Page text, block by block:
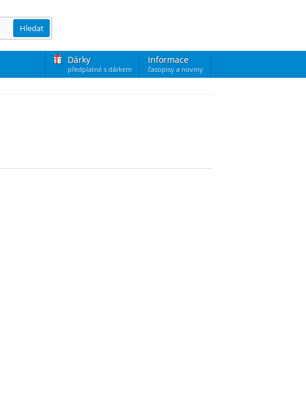
Dárky
předplatné s dárkem
Informace
časopisy a noviny
Hledat